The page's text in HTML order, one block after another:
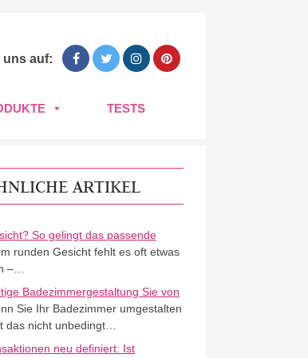
uns auf:
TESTS
ARTIKEL
So gelingt das passende
runden Gesicht fehlt es oft etwas
–…
Badezimmergestaltung Sie von
Sie Ihr Badezimmer umgestalten
das nicht unbedingt…
neu definiert: Ist